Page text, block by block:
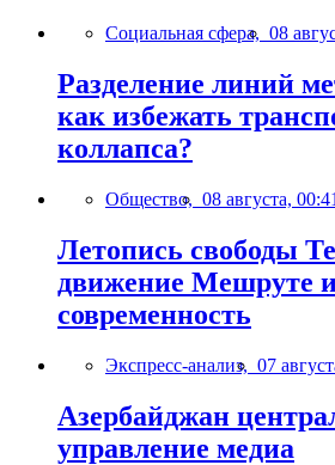
Социальная сфера, 08
Разделение линий
как избежать
коллапса?
Общество, 08 августа, 00:41
Летопись свободы
движение Мешруте
современность
Экспресс-анализ, 07
Азербайджан
управление медиа